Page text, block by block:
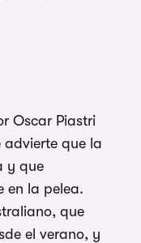
Oscar Piastri
que la
y que
en la pelea.
que
el verano, y